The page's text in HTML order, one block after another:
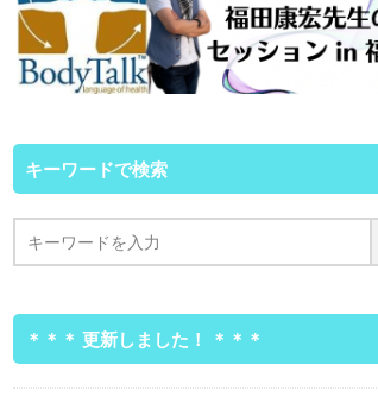
キーワードで検索
＊＊＊ 更新しました！ ＊＊＊